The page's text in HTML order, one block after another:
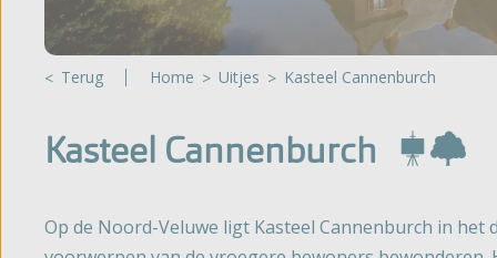
Terug Home Uitjes Kasteel Cannenburch
Kasteel Cannenburch
Op de Noord-Veluwe ligt Kasteel Cannenburch in